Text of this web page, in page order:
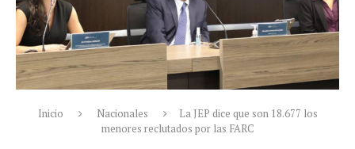
Inicio Nacionales
La JEP dice que son 18.677 los
menores reclutados por las FARC